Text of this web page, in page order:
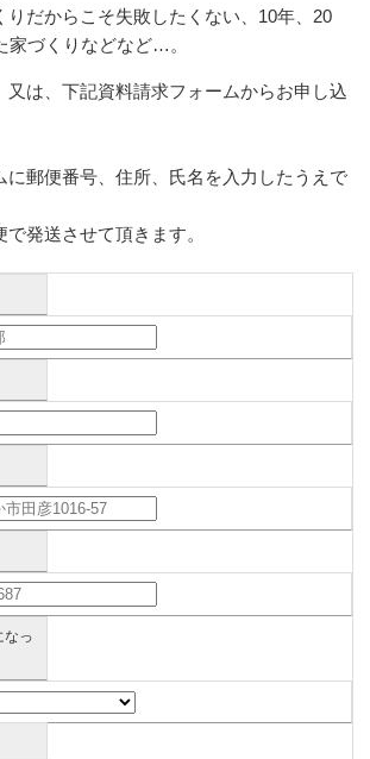
りだからこそ失敗したくない、10年、20
家づくりなどなど…。
又は、下記資料請求フォームからお申し込
に郵便番号、住所、氏名を入力したうえで
発送させて頂きます。
なっ